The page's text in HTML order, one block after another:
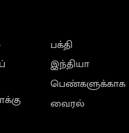
பக்தி
இந்தியா
பெண்களுக்காக
வைரல்